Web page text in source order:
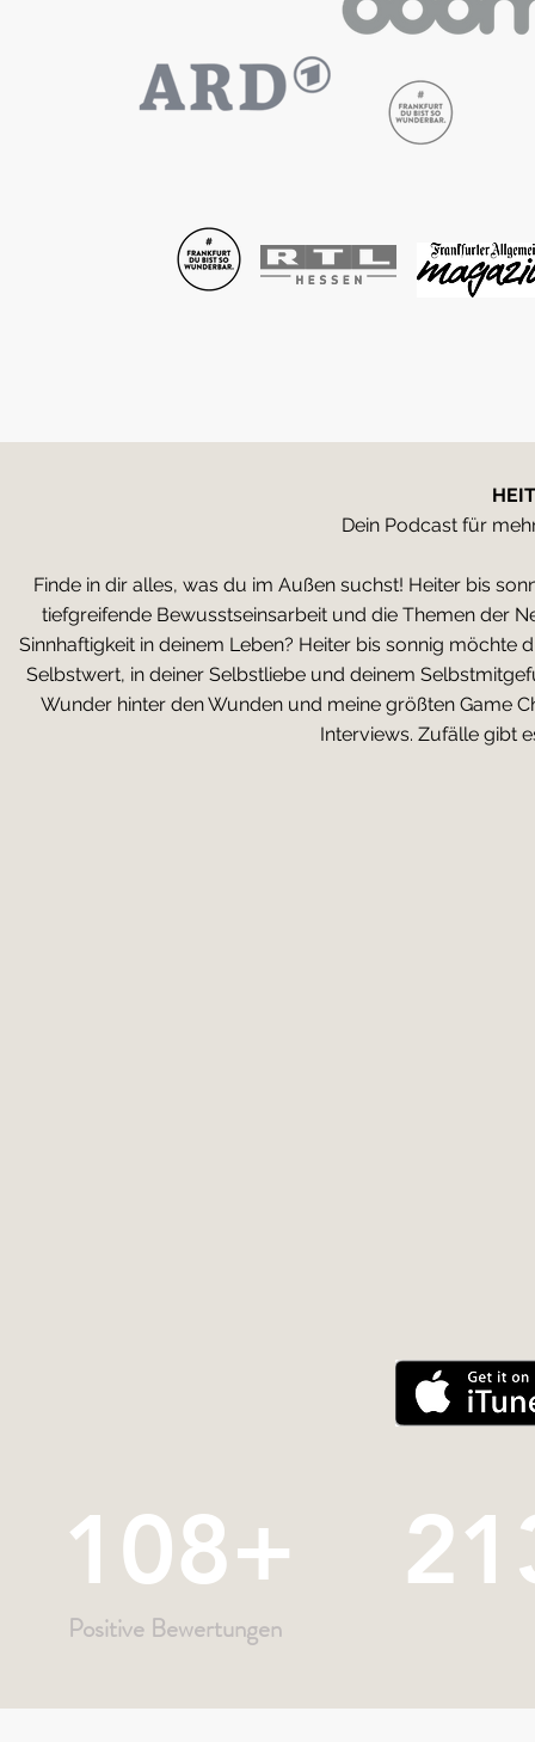
Dein Podcast für
Finde in dir alles, was du im Außen suchst! Heiter bis
tiefgreifende Bewusstseinsarbeit und die Themen der
Sinnhaftigkeit in deinem Leben? Heiter bis sonnig möchte
Selbstwert, in deiner Selbstliebe und deinem
Wunder hinter den Wunden und meine größten Game
Interviews. Zufälle gibt
108+
Positive Bewertungen